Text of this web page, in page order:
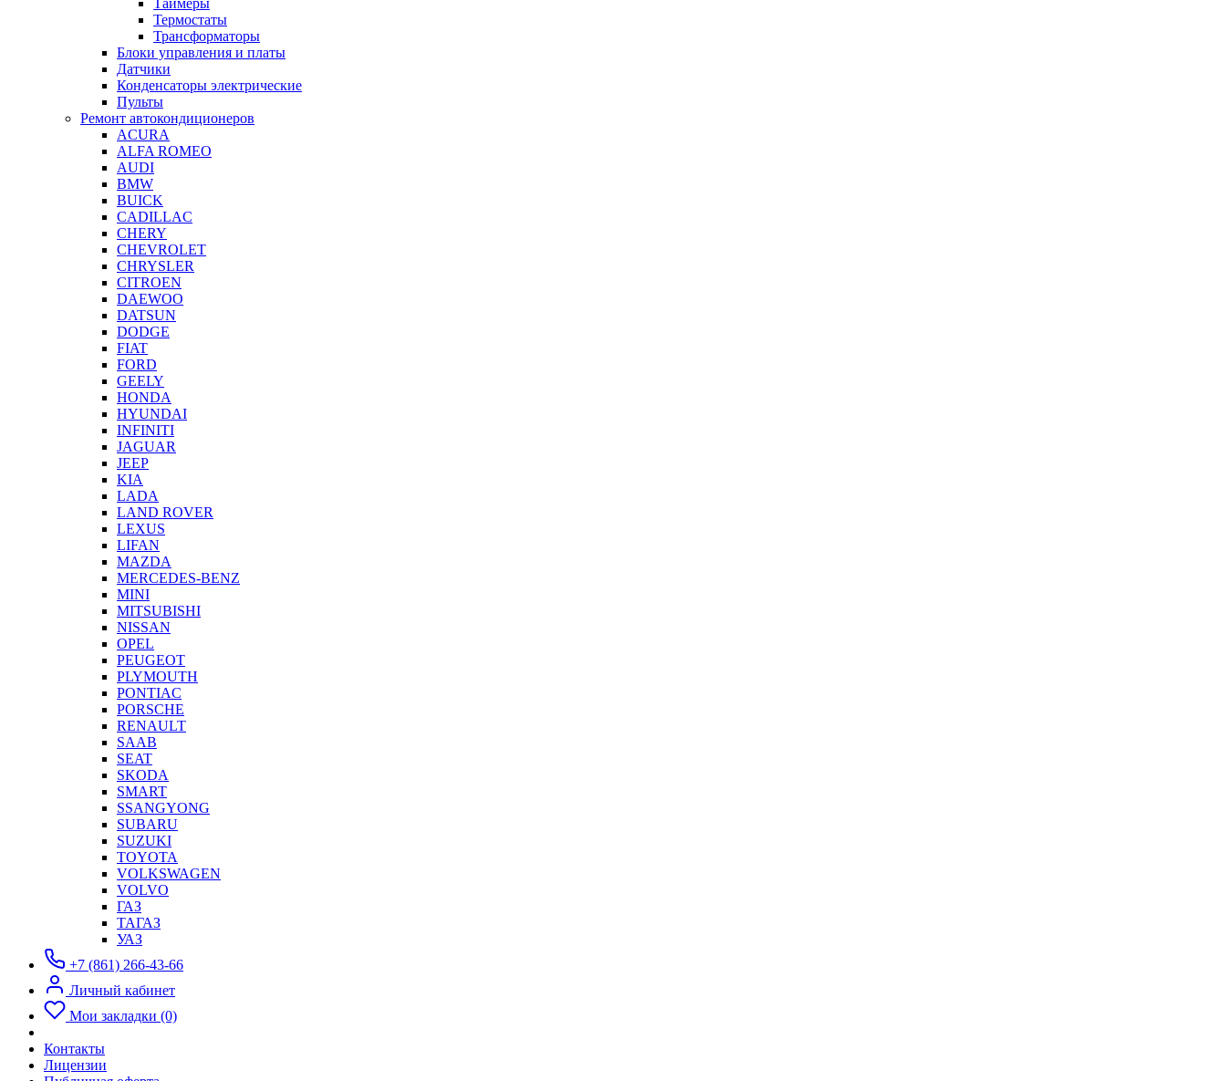
Таймеры
Термостаты
Трансформаторы
Блоки управления и платы
Датчики
Конденсаторы электрические
Пульты
Ремонт автокондиционеров
ACURA
ALFA ROMEO
AUDI
BMW
BUICK
CADILLAC
CHERY
CHEVROLET
CHRYSLER
CITROEN
DAEWOO
DATSUN
DODGE
FIAT
FORD
GEELY
HONDA
HYUNDAI
INFINITI
JAGUAR
JEEP
KIA
LADA
LAND ROVER
LEXUS
LIFAN
MAZDA
MERCEDES-BENZ
MINI
MITSUBISHI
NISSAN
OPEL
PEUGEOT
PLYMOUTH
PONTIAC
PORSCHE
RENAULT
SAAB
SEAT
SKODA
SMART
SSANGYONG
SUBARU
SUZUKI
TOYOTA
VOLKSWAGEN
VOLVO
ГАЗ
ТАГАЗ
УАЗ
+7 (861) 266-43-66
Личный кабинет
Мои закладки (0)
Контакты
Лицензии